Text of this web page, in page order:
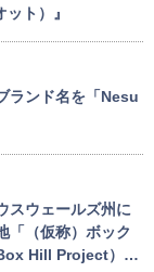
ト）』
ランド名を「Nesu
スウェールズ州に
「（仮称）ボック
Hill Project）…